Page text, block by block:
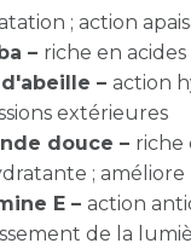
; action
– riche en
– action
extérieures
douce – riche
;
E – action
de la